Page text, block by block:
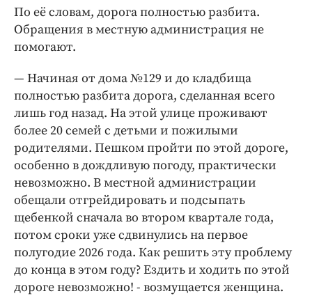
Клиника года
Бренд года
Работодатель года
По её словам, дорога полностью разбита.
Обращения в местную администрация не
помогают.
— Начиная от дома №129 и до кладбища
полностью разбита дорога, сделанная всего
лишь год назад. На этой улице проживают
более 20 семей с детьми и пожилыми
родителями. Пешком пройти по этой дороге,
особенно в дождливую погоду, практически
невозможно. В местной администрации
обещали отгрейдировать и подсыпать
щебенкой сначала во втором квартале года,
потом сроки уже сдвинулись на первое
полугодие 2026 года. Как решить эту проблему
до конца в этом году? Ездить и ходить по этой
дороге невозможно! - возмущается женщина.